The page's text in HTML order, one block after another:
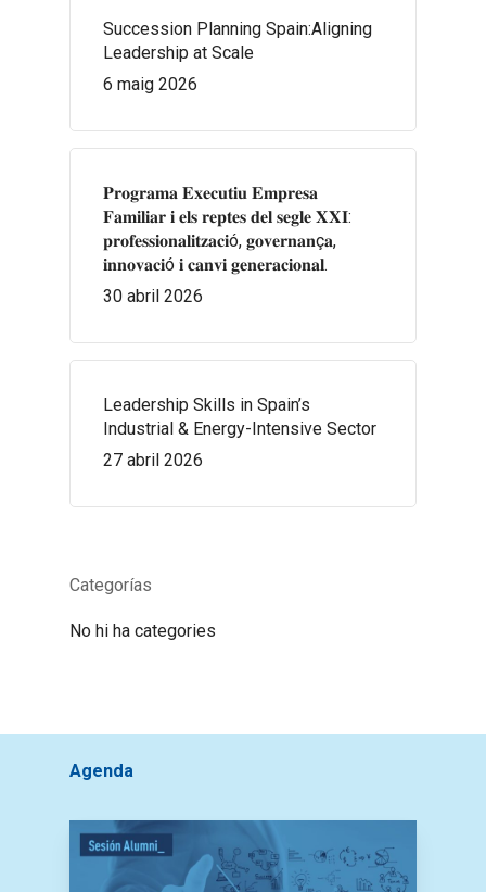
Succession Planning Spain:Aligning
Leadership at Scale
6 maig 2026
𝐏𝐫𝐨𝐠𝐫𝐚𝐦𝐚 𝐄𝐱𝐞𝐜𝐮𝐭𝐢𝐮 𝐄𝐦𝐩𝐫𝐞𝐬𝐚
𝐅𝐚𝐦𝐢𝐥𝐢𝐚𝐫 𝐢 𝐞𝐥𝐬 𝐫𝐞𝐩𝐭𝐞𝐬 𝐝𝐞𝐥 𝐬𝐞𝐠𝐥𝐞 𝐗𝐗𝐈:
𝐩𝐫𝐨𝐟𝐞𝐬𝐬𝐢𝐨𝐧𝐚𝐥𝐢𝐭𝐳𝐚𝐜𝐢ó, 𝐠𝐨𝐯𝐞𝐫𝐧𝐚𝐧ç𝐚,
𝐢𝐧𝐧𝐨𝐯𝐚𝐜𝐢ó 𝐢 𝐜𝐚𝐧𝐯𝐢 𝐠𝐞𝐧𝐞𝐫𝐚𝐜𝐢𝐨𝐧𝐚𝐥.
30 abril 2026
Leadership Skills in Spain’s
Industrial & Energy-Intensive Sector
27 abril 2026
Categorías
No hi ha categories
Agenda